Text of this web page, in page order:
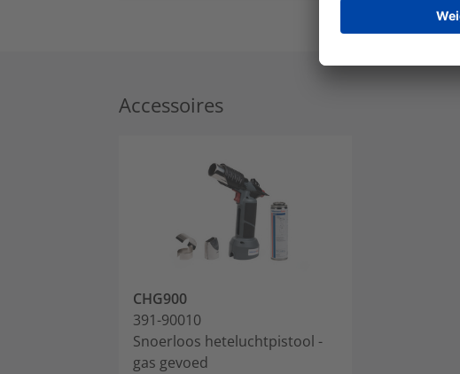
Accessoires
CHG900
391-90010
Snoerloos heteluchtpistool -
gas gevoed